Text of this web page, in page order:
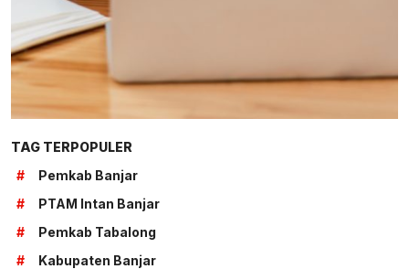
TAG TERPOPULER
#
Pemkab Banjar
#
PTAM Intan Banjar
#
Pemkab Tabalong
#
Kabupaten Banjar